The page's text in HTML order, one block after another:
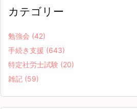
カテゴリー
勉強会 (42)
手続き支援 (643)
特定社労士試験 (20)
雑記 (59)